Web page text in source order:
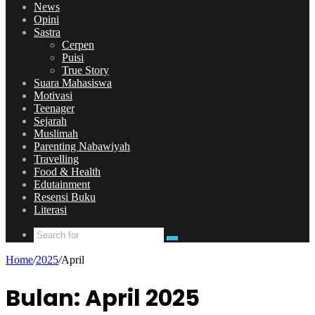
News
Opini
Sastra
Cerpen
Puisi
True Story
Suara Mahasiswa
Motivasi
Teenager
Sejarah
Muslimah
Parenting Nabawiyah
Travelling
Food & Health
Edutainment
Resensi Buku
Literasi
Home/2025/April
Bulan:April 2025